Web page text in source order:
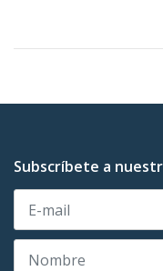
Subscríbete a